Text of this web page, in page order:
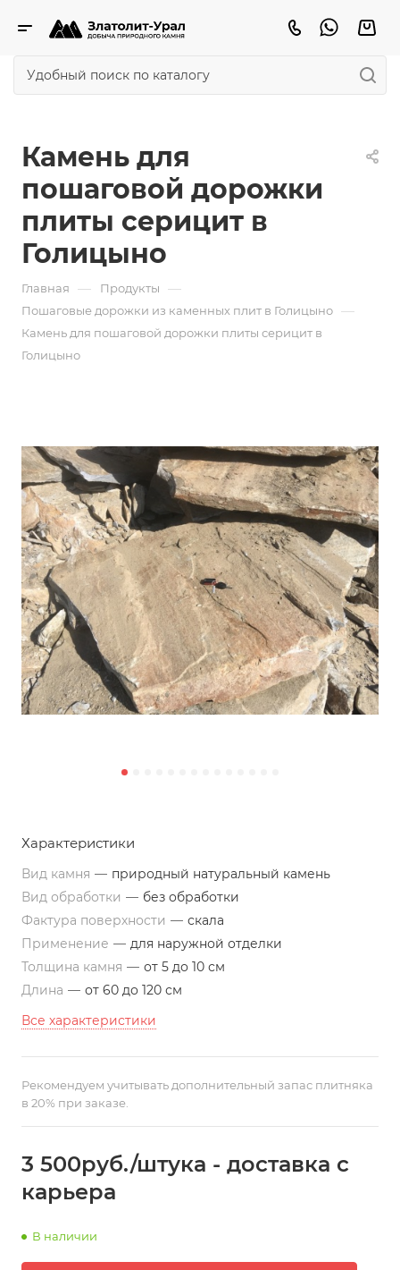
Камень для
пошаговой дорожки
плиты серицит в
Голицыно
Главная — Продукты —
Пошаговые дорожки из каменных плит в Голицыно —
Камень для пошаговой дорожки плиты серицит в
Голицыно
Характеристики
Вид камня — природный натуральный камень
Вид обработки — без обработки
Фактура поверхности — скала
Применение — для наружной отделки
Толщина камня — от 5 до 10 см
Длина — от 60 до 120 см
Все характеристики
Рекомендуем учитывать дополнительный запас плитняка
в 20% при заказе.
3 500руб./штука - доставка с
карьера
В наличии